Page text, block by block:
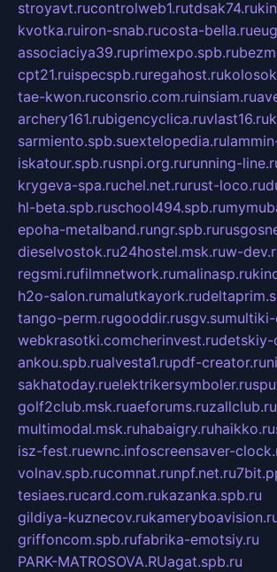
stroyavt.rucontrolweb1.rutdsak74.ru
kvotka.ruiron-snab.rucosta-bella.ru
associaciya39.ruprimexpo.spb.ru
cpt21.ruispecspb.ruregahost.ru
tae-kwon.ruconsrio.com.ruinsiam.ru
archery161.rubigencyclica.ruvlast16.ru
sarmiento.spb.suextelopedia.ru
iskatour.spb.rusnpi.org.rurunning-
krygeva-spa.ruchel.net.rurust-loco.ru
hl-beta.spb.ruschool494.spb.ru
epoha-metalband.rungr.spb.ru
dieselvostok.ru24hostel.msk.ruw-
regsmi.rufilmnetwork.rumalinasp.ru
h2o-salon.rumalutkayork.ru
tango-perm.rugooddir.rusgv.su
webkrasotki.comcherinvest.rudetskiy-
ankou.spb.rualvesta1.rupdf-creator.ru
sakhatoday.ruelektrikersymboler.ru
golf2club.msk.ruaeforums.ruzallclub.ru
multimodal.msk.ruhabaigry.ruhaikko.ru
isz-fest.ruewnc.infoscreensaver-
volnav.spb.rucomnat.runpf.net.ru
tesiaes.rucard.com.rukazanka.spb.ru
gildiya-kuznecov.ru
griffoncom.spb.rufabrika-emotsiy.ru
PARK-MATROSOVA.RUagat.spb.ru